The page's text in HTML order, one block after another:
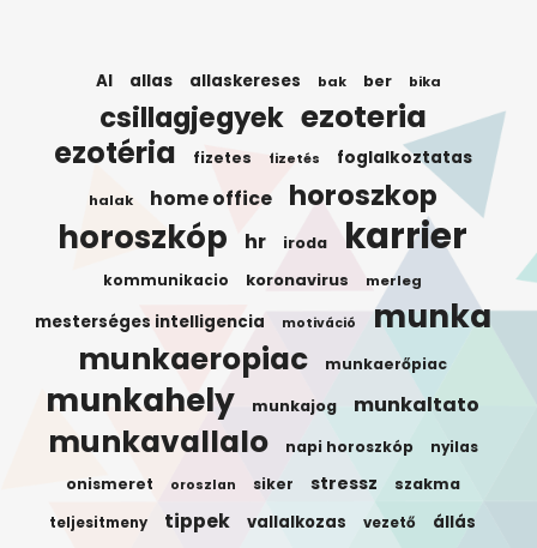
AI allas allaskereses bak ber bika
csillagjegyek ezoteria
ezotéria fizetes fizetés foglalkoztatas
halak home office horoszkop
horoszkóp hr iroda karrier
kommunikacio koronavirus merleg
mesterséges intelligencia motiváció munka
munkaeropiac munkaerőpiac
munkahely munkajog munkaltato
munkavallalo napi horoszkóp nyilas
onismeret oroszlan siker stressz szakma
teljesitmeny tippek vallalkozas vezető állás